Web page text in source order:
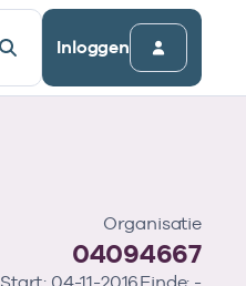
Inloggen
Organisatie
04094667
Start: 04-11-2016Einde: -